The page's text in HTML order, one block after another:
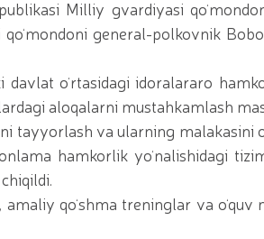
noqonuniy ravishda olib
/ / Farg‘ona viloyatida
tinglovchilar uchun
yuqori saviyada bo'lib o'tdi.
etmoqda / / Davlatimiz
yuzasidan, Milliy
gvardiya Surxondaryo viloyati
o‘tkazilgan musobaqada
ishtirokidagi ochiq
ko‘rgazmali
apparatlarini qo‘llash
jamoat tartibi hamda fuqarolar
Milliy gvardiyasi
general-polkovnik
davlat oʻrtasidagi idoralararo
aloqalarni mustahkamlash
tayyorlash va ularning
hamkorlik yoʻnalishidagi
amaliy qoʻshma treninglar va